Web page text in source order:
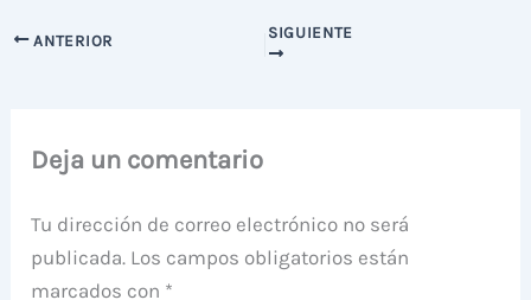
ANTERIOR SIGUIENTE
Deja un comentario
Tu dirección de correo electrónico no será
publicada. Los campos obligatorios están
marcados con *